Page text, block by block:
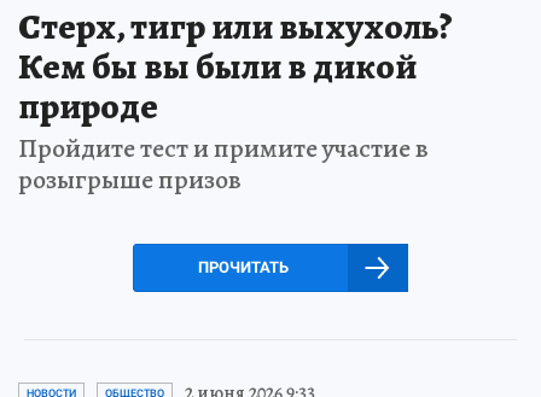
Стерх, тигр или выхухоль?
Кем бы вы были в дикой
природе
Пройдите тест и примите участие в
розыгрыше призов
ПРОЧИТАТЬ
НОВОСТИ ОБЩЕСТВО